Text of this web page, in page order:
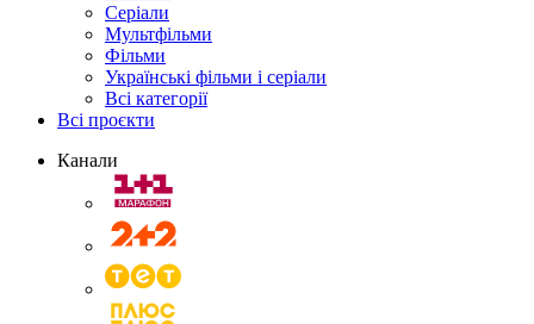
Серіали
Мультфільми
Фільми
Українські фільми і серіали
Всі категорії
Всі проєкти
Канали